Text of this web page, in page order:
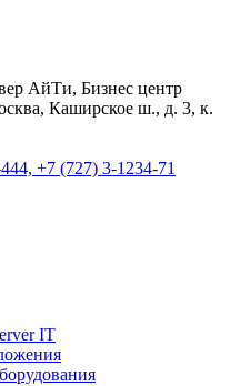
АйТи, Бизнес центр
Каширское ш., д. 3, к.
+7 (727) 3-1234-71
IT